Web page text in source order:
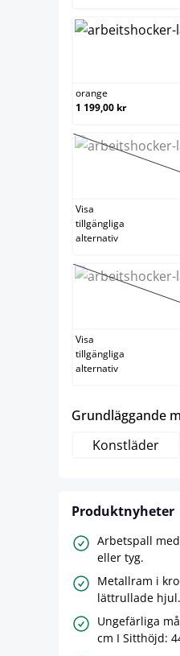
orange
1 199,00 kr
Visa
tillgängliga
alternativ
vit
Visa
tillgängliga
alternativ
Grundläggande
Konstläder
Produktnyheter
Arbetspall
eller tyg.
Metallram i
lättrullade hjul.
Ungefärliga
cm I Sitthöjd: